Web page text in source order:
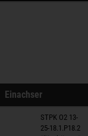
Einachser
STPK O2 13-
25-18.1.P18.2